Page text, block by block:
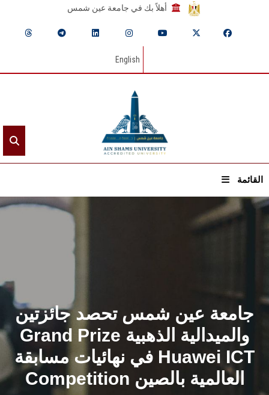
أهلاً بك في جامعة عين شمس
English
القائمة
القطاعـات
الشئون الأكاديمية
البحث العلمي
الرعاية الصحية
جامعة عين شمس تحصد جائزتين
Grand Prize والميدالية الذهبية
في نهائيات مسابقة Huawei ICT
Competition العالمية بالصين